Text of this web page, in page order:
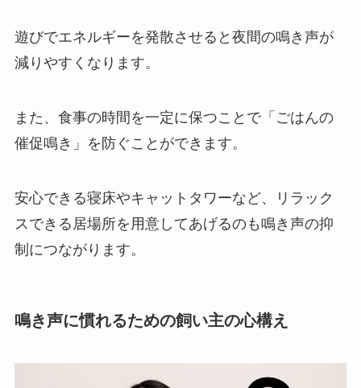
遊びでエネルギーを発散させると夜間の鳴き声が
減りやすくなります。
また、食事の時間を一定に保つことで「ごはんの
催促鳴き」を防ぐことができます。
安心できる寝床やキャットタワーなど、リラック
スできる居場所を用意してあげるのも鳴き声の抑
制につながります。
鳴き声に慣れるための飼い主の心構え